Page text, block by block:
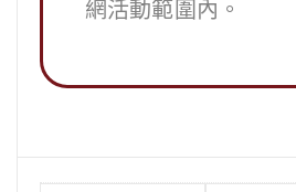
網活動範圍內。